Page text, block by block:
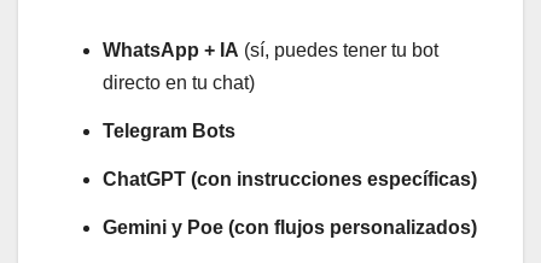
WhatsApp + IA (sí, puedes tener tu bot
directo en tu chat)
Telegram Bots
ChatGPT (con instrucciones específicas)
Gemini y Poe (con flujos personalizados)